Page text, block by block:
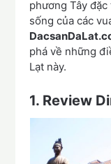
phương Tây
sống của các
phá về những
Lạt này.
1. Review